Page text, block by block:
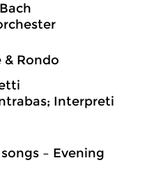
& Rondo
Interpreti
– Evening